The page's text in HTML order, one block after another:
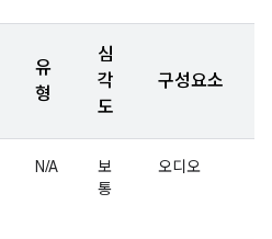
유
형
심
각
도
구성요소
N/A
보
통
오디오